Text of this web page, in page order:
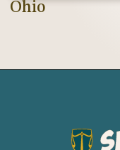
Ohio